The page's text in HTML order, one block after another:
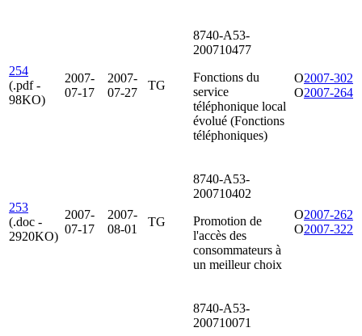
254
(.pdf -
98KO)
2007-
07-17
2007-
07-27
TG
8740-A53-
200710477
Fonctions du
service
téléphonique local
évolué (Fonctions
téléphoniques)
O2007-302
O2007-264
253
(.doc -
2920KO)
2007-
07-17
2007-
08-01
TG
8740-A53-
200710402
Promotion de
l'accès des
consommateurs à
un meilleur choix
O2007-262
O2007-322
8740-A53-
200710071